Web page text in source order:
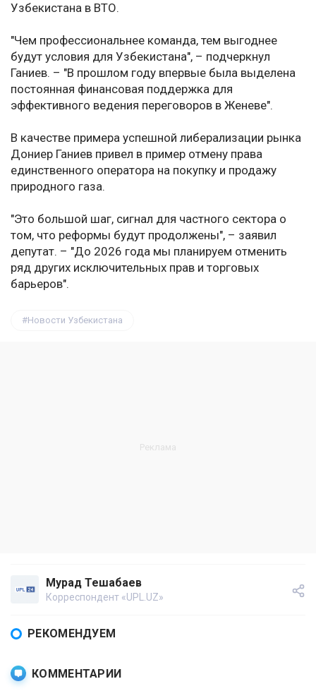
Узбекистана в ВТО.
"Чем профессиональнее команда, тем выгоднее
будут условия для Узбекистана", – подчеркнул
Ганиев. – "В прошлом году впервые была выделена
постоянная финансовая поддержка для
эффективного ведения переговоров в Женеве".
В качестве примера успешной либерализации рынка
Дониер Ганиев привел в пример отмену права
единственного оператора на покупку и продажу
природного газа.
"Это большой шаг, сигнал для частного сектора о
том, что реформы будут продолжены", – заявил
депутат. – "До 2026 года мы планируем отменить
ряд других исключительных прав и торговых
барьеров".
Новости Узбекистана
Мурад Тешабаев
Корреспондент «UPL.UZ»
РЕКОМЕНДУЕМ
КОММЕНТАРИИ